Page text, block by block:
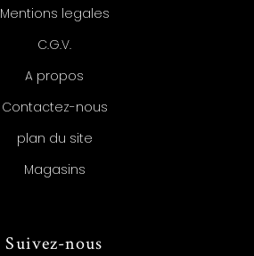
Mentions legales
C.G.V.
A propos
Contactez-nous
plan du site
Magasins
Suivez-nous